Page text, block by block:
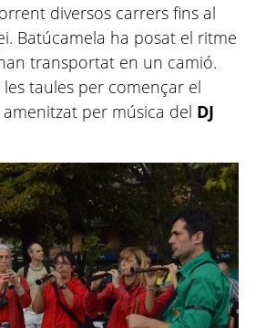
diversos carrers fins al
Batúcamela ha posat el ritme
transportat en un camió.
taules per començar el
amenitzat per música del DJ